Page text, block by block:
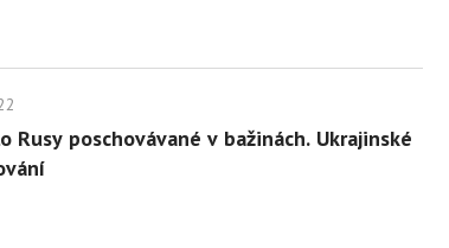
Rusy poschovávané v bažinách. Ukrajinské